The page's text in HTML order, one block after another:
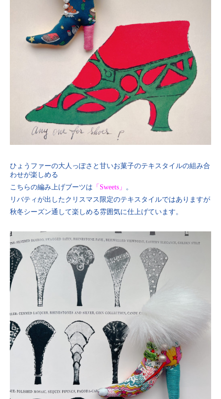
ひょうファーの大人っぽさと甘いお菓子のテキスタイルの組み合
わせが楽しめる
こちらの編み上げブーツは 「Sweets」 。
リバティが出したクリスマス限定のテキスタイルではありますが
秋冬シーズン通して楽しめる雰囲気に仕上げています。